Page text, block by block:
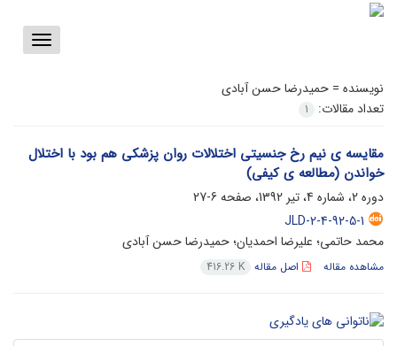
Toggle
نویسنده = حمیدرضا حسن آبادی
تعداد مقالات:
1
مقایسه ی نیم رخ جنسیتی اختلالات روان پزشکی هم بود با اختلال
خواندن (مطالعه ی کیفی)
دوره 2، شماره 4، تیر 1392، صفحه
6-27
JLD-2-4-92-5-1
محمد حاتمی؛ علیرضا احمدیان؛ حمیدرضا حسن آبادی
مشاهده مقاله اصل مقاله 416.26 K